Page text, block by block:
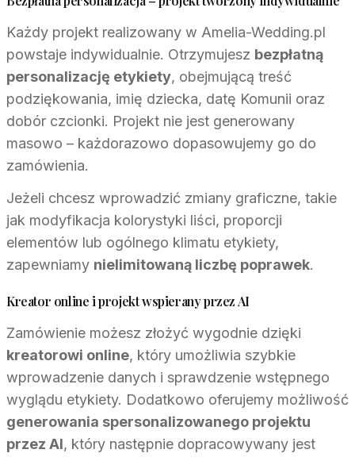
Każdy projekt realizowany w Amelia-Wedding.pl
powstaje indywidualnie. Otrzymujesz bezpłatną
personalizację etykiety, obejmującą treść
podziękowania, imię dziecka, datę Komunii oraz
dobór czcionki. Projekt nie jest generowany
masowo – każdorazowo dopasowujemy go do
zamówienia.
Jeżeli chcesz wprowadzić zmiany graficzne, takie
jak modyfikacja kolorystyki liści, proporcji
elementów lub ogólnego klimatu etykiety,
zapewniamy nielimitowaną liczbę poprawek.
Kreator online i projekt wspierany przez AI
Zamówienie możesz złożyć wygodnie dzięki
kreatorowi online, który umożliwia szybkie
wprowadzenie danych i sprawdzenie wstępnego
wyglądu etykiety. Dodatkowo oferujemy możliwość
generowania spersonalizowanego projektu
przez AI, który następnie dopracowywany jest